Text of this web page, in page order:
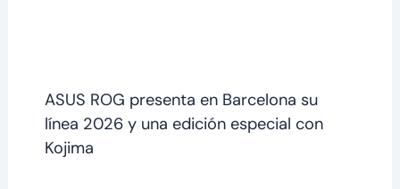
ASUS ROG presenta en Barcelona su
línea 2026 y una edición especial con
Kojima